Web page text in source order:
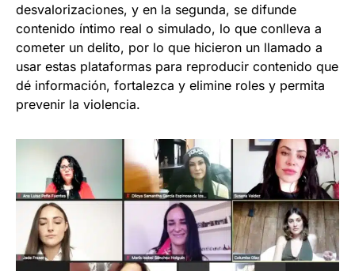
desvalorizaciones, y en la segunda, se difunde
contenido íntimo real o simulado, lo que conlleva a
cometer un delito, por lo que hicieron un llamado a
usar estas plataformas para reproducir contenido que
dé información, fortalezca y elimine roles y permita
prevenir la violencia.